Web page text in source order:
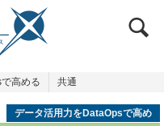
高める 共通
データ活用力をDataOpsで高め
る